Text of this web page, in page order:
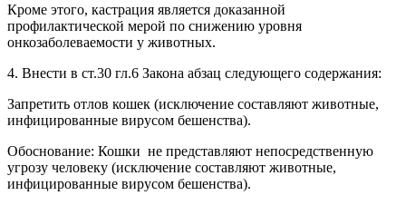
Кроме этого, кастрация является доказанной
профилактической мерой по снижению уровня
онкозаболеваемости у животных.
4. Внести в ст.30 гл.6 Закона абзац следующего содержания:
Запретить отлов кошек (исключение составляют животные,
инфицированные вирусом бешенства).
Обоснование: Кошки не представляют непосредственную
угрозу человеку (исключение составляют животные,
инфицированные вирусом бешенства).